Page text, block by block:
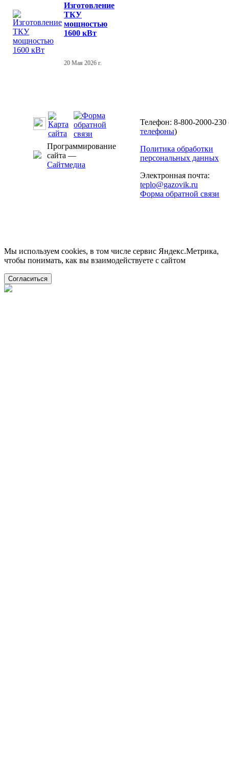
Изготовление
ТКУ
мощностью
1600 кВт
20 Мая 2026 г.
Программирование
сайта —
Сайтмедиа
Телефон: 8-800-2000-230
телефоны)
Политика обработки
персональных данных
Электронная почта:
teplo@gazovik.ru
Форма обратной связи
Мы используем cookies, в том числе сервис Яндекс.Метрика,
чтобы понимать, как вы взаимодействуете с сайтом
Согласиться